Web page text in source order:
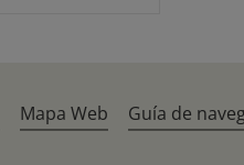
Mapa Web Guía de